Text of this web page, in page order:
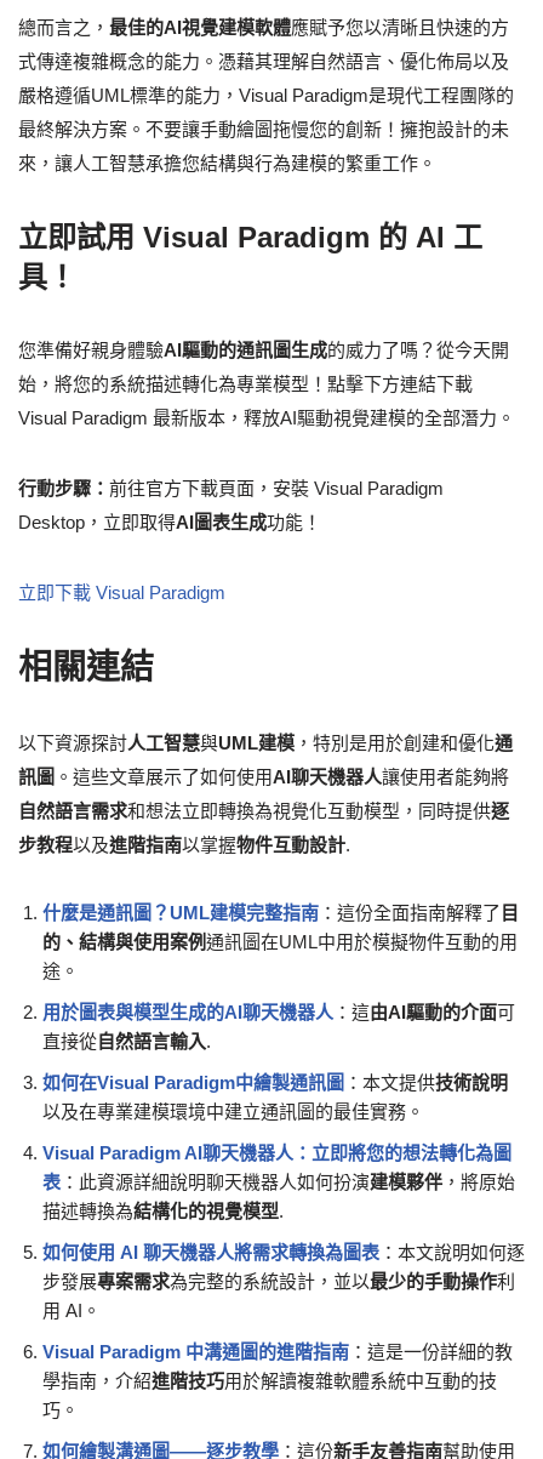
總而言之， 最佳的AI視覺建模軟體應賦予您以清晰且快速的方
式傳達複雜概念的能力。憑藉其理解自然語言、優化佈局以及
嚴格遵循UML標準的能力，Visual Paradigm是現代工程團隊的
最終解決方案。不要讓手動繪圖拖慢您的創新！擁抱設計的未
來，讓人工智慧承擔您結構與行為建模的繁重工作。
立即試用 Visual Paradigm 的 AI 工
具！
您準備好親身體驗AI驅動的通訊圖生成的威力了嗎？從今天開
始，將您的系統描述轉化為專業模型！點擊下方連結下載
Visual Paradigm 最新版本，釋放AI驅動視覺建模的全部潛力。
行動步驟： 前往官方下載頁面，安裝 Visual Paradigm
Desktop，立即取得AI圖表生成功能！
立即下載 Visual Paradigm
相關連結
以下資源探討人工智慧與UML建模 ，特別是用於創建和優化通
訊圖 。這些文章展示了如何使用AI聊天機器人讓使用者能夠將
自然語言需求和想法立即轉換為視覺化互動模型，同時提供逐
步教程以及進階指南以掌握物件互動設計.
什麼是通訊圖？UML建模完整指南 ：這份全面指南解釋了 目
的、結構與使用案例通訊圖在UML中用於模擬物件互動的用
途。
用於圖表與模型生成的AI聊天機器人 ：這由AI驅動的介面可
直接從自然語言輸入.
如何在Visual Paradigm中繪製通訊圖 ：本文提供技術說明
以及在專業建模環境中建立通訊圖的最佳實務。
Visual Paradigm AI聊天機器人：立即將您的想法轉化為圖
表 ：此資源詳細說明聊天機器人如何扮演建模夥伴 ，將原始
描述轉換為結構化的視覺模型.
如何使用 AI 聊天機器人將需求轉換為圖表 ：本文說明如何逐
步發展專案需求為完整的系統設計，並以最少的手動操作利
用 AI。
Visual Paradigm 中溝通圖的進階指南 ：這是一份詳細的教
學指南，介紹進階技巧用於解讀複雜軟體系統中互動的技
巧。
如何繪製溝通圖——逐步教學 ：這份新手友善指南幫助使用